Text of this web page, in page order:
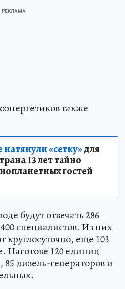
также
«сетку»для
13 лет тайно
гостей
будут отвечать 286
специалистов. Из них
круглосуточно, еще 103
120 единиц
85 дизель-генераторов и